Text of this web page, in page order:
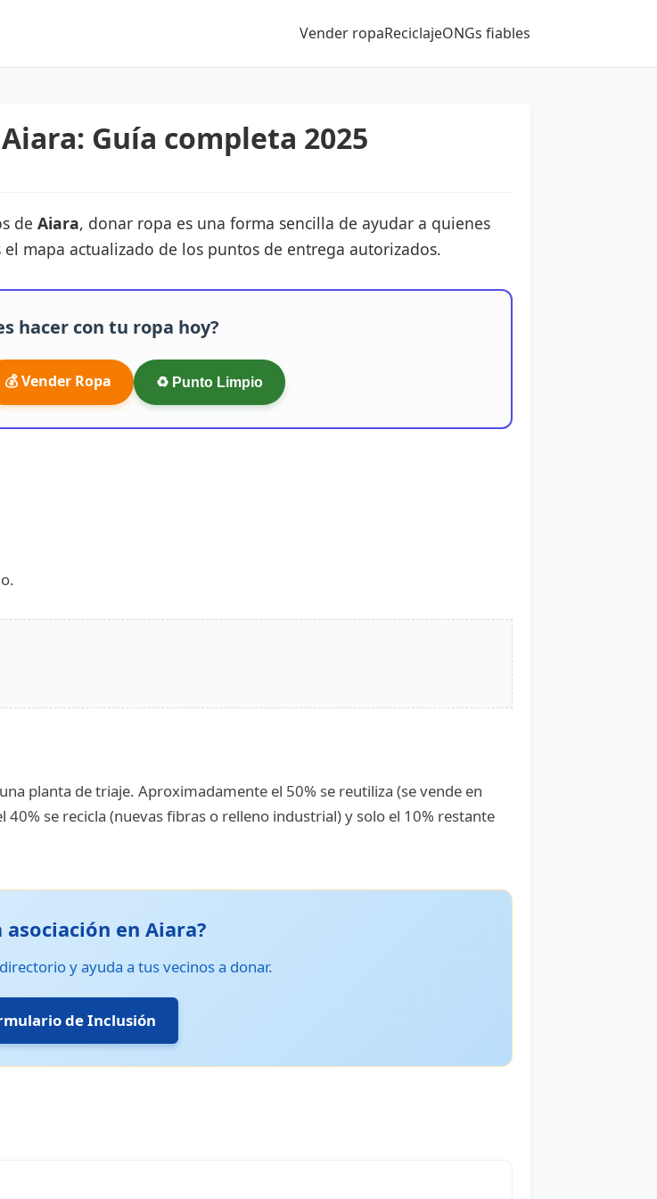
Vender ropaReciclajeONGs fiables
Guía completa 2025
de Aiara, donar ropa es una forma sencilla de ayudar a quienes
mapa actualizado de los puntos de entrega autorizados.
hacer con tu ropa hoy?
💰 Vender Ropa ♻️ Punto Limpio
planta de triaje. Aproximadamente el 50% se reutiliza (se vende en
se recicla (nuevas fibras o relleno industrial) y solo el 10% restante
asociación en Aiara?
y ayuda a tus vecinos a donar.
de Inclusión